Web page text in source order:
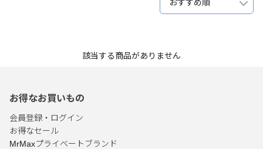
おすすめ順
該当する商品がありません
お得なお買いもの
会員登録・ログイン
お得なセール
MrMaxプライベートブランド